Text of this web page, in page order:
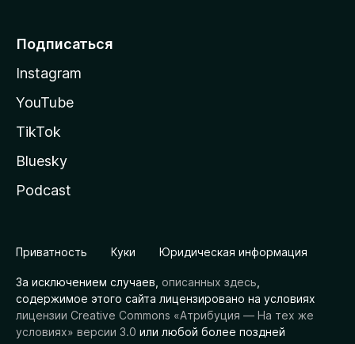
Подписаться
Instagram
YouTube
TikTok
Bluesky
Podcast
Приватность Куки Юридическая информация
За исключением случаев, описанных здесь
содержимое этого сайта лицензировано на условиях
лицензии Creative Commons «Атрибуция — На тех же
условиях» версии 3.0 или любой более поздней